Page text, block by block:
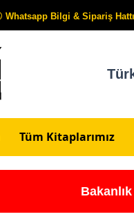
Whatsapp Bilgi & Sipariş Hattı
Tüm Kitaplarımız